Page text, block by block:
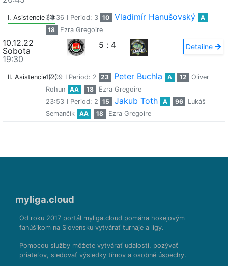
I. Asistencie (1)34:36 I Period: 3 10 Vladimír Hanušovský
A
18
Ezra Gregoire
10.12.22
Sobota
19:30
5 : 4 Detailne
II. Asistencie (2)
17:09 I Period: 2 23 Peter Buchla A 12
Oliver
Rohun
AA 18
Ezra Gregoire
23:53 I Period: 2 15 Jakub Toth A 96
Lukáš
Semančík
AA 18 Ezra Gregoire
myliga.cloud
Od roku 2017 portál myliga.cloud pomáha hokejovým
fanúšikom na Slovensku vytvárať turnaje a ligy.
Pomocou služby môžete vytvárať udalosti, pozývať
priateľov, sledovať výsledky tímov a osobné úspechy.